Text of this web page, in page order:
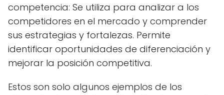
competencia: Se utiliza para analizar a los
competidores en el mercado y comprender
sus estrategias y fortalezas. Permite
identificar oportunidades de diferenciación y
mejorar la posición competitiva.
Estos son solo algunos ejemplos de los